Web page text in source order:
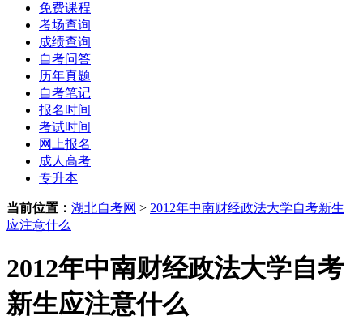
免费课程
考场查询
成绩查询
自考问答
历年真题
自考笔记
报名时间
考试时间
网上报名
成人高考
专升本
当前位置： 湖北自考网 > 2012年中南财经政法大学自考新生
应注意什么
2012年中南财经政法大学自考
新生应注意什么